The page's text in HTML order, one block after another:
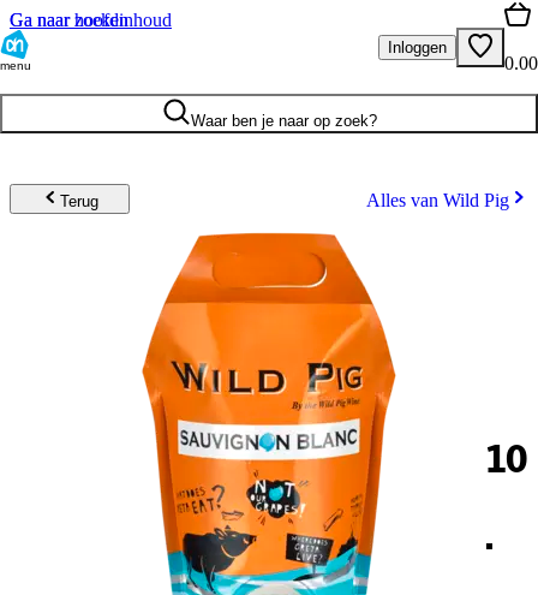
Ga naar hoofdinhoud
Ga naar zoeken
menu
Inloggen
0.00
Waar ben je naar op zoek?
Terug Alles van Wild Pig
10
.